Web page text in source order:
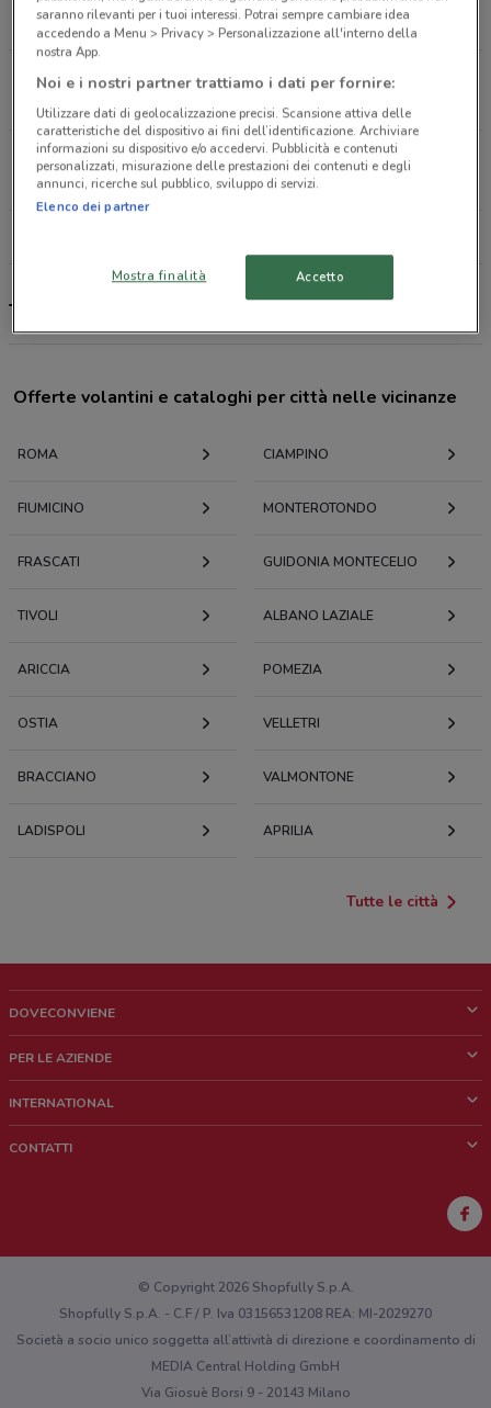
3.4 km
APERTO
Via Val Pellice, 22 Roma
3.7 km
APERTO
Via Casilina, 459 Roma
4.2 km
APERTO
Tigotà, offerte e negozi
Offerte volantini e cataloghi per città nelle vicinanze
ROMA CIAMPINO
FIUMICINO MONTEROTONDO
FRASCATI GUIDONIA MONTECELIO
TIVOLI ALBANO LAZIALE
ARICCIA POMEZIA
OSTIA VELLETRI
BRACCIANO VALMONTONE
LADISPOLI APRILIA
Tutte le città
DOVECONVIENE
Chi siamo
Lavora con noi
PER LE AZIENDE
Richieste commerciali e marketing
INTERNATIONAL
CONTATTI
Hai un malfunzionamento sul web o sull'app?
© Copyright 2026 Shopfully S.p.A.
Shopfully S.p.A. - C.F / P. Iva 03156531208 REA: MI-2029270
Società a socio unico soggetta all’attività di direzione e coordinamento di
MEDIA Central Holding GmbH
Via Giosuè Borsi 9 - 20143 Milano
saranno rilevanti per i tuoi interessi. Potrai sempre cambiare idea
accedendo a Menu > Privacy > Personalizzazione all'interno della
nostra App.
Noi e i nostri partner trattiamo i dati per fornire:
Utilizzare dati di geolocalizzazione precisi. Scansione attiva delle
caratteristiche del dispositivo ai fini dell’identificazione. Archiviare
informazioni su dispositivo e/o accedervi. Pubblicità e contenuti
personalizzati, misurazione delle prestazioni dei contenuti e degli
annunci, ricerche sul pubblico, sviluppo di servizi.
Elenco dei partner
Mostra finalità Accetto